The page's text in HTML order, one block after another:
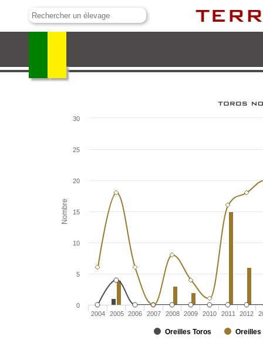
Nombre
Oreilles Toros Oreilles
2004 2005 2006 2007 2008 2009 2010 2011 2012
0
5
10
15
20
25
30